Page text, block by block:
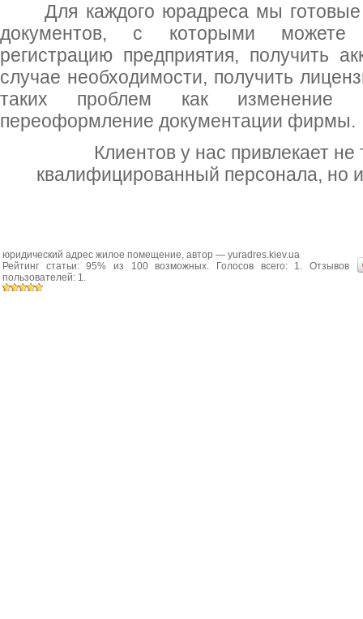
Для каждого юрадреса мы готовые
документов, с которыми можете
регистрацию предприятия, получить
случае необходимости, получить
таких проблем как изменение
переоформление документации фирмы.
Клиентов у нас привлекает
квалифицированный персонала, но
юридический адрес жилое помещение, автор — yuradres.kiev.ua
Рейтинг статьи:95% из 100возможных. Голосов всего: 1. Отзывов
пользователей: 1.